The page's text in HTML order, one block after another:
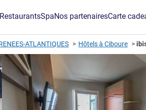
RestaurantsSpaNos partenairesCarte
ATLANTIQUES Hôtels à Ciboure